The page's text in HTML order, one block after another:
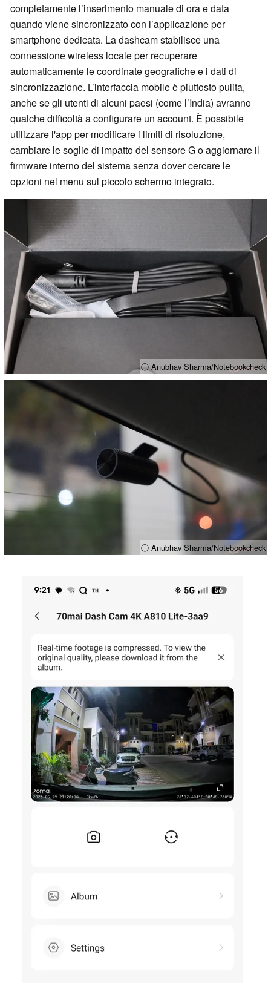
completamente l’inserimento manuale di ora e data
quando viene sincronizzato con l’applicazione per
smartphone dedicata. La dashcam stabilisce una
connessione wireless locale per recuperare
automaticamente le coordinate geografiche e i dati di
sincronizzazione. L’interfaccia mobile è piuttosto pulita,
anche se gli utenti di alcuni paesi (come l’India) avranno
qualche difficoltà a configurare un account. È possibile
utilizzare l'app per modificare i limiti di risoluzione,
cambiare le soglie di impatto del sensore G o aggiornare il
firmware interno del sistema senza dover cercare le
opzioni nel menu sul piccolo schermo integrato.
ⓘ Anubhav Sharma/Notebookcheck
ⓘ Anubhav Sharma/Notebookcheck